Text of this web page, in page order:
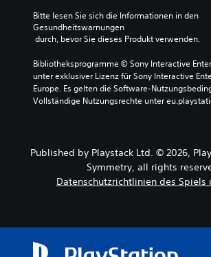
l
t
U
t
e
r
t
l
u
r
r
i
Bitte lesen Sie sich die Informationen in den
Gesundheitswarnungen
durch, bevor Sie dieses Produkt verwenden.
Bibliotheksprogramme © Sony Interactive
unter exklusiver Lizenz für Sony Interactive
Europe. Es gelten die Software-
Vollständige Nutzungsrechte unter
Published by Playstack Ltd. © 2026,
Symmetry, all rights
Datenschutzrichtlinien des Spiels